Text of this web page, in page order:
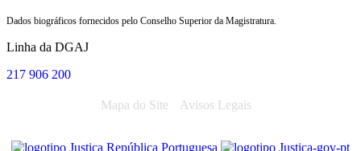
Dados biográficos fornecidos pelo Conselho Superior da Magistratura.
Linha da DGAJ
217 906 200
Mapa do Site Avisos Legais